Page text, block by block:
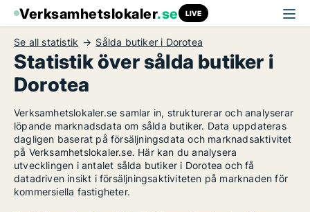
Verksamhetslokaler.se LIVE
Se all statistik Sålda butiker i Dorotea
Statistik över sålda butiker i
Dorotea
Verksamhetslokaler.se samlar in, strukturerar och analyserar
löpande marknadsdata om sålda butiker. Data uppdateras
dagligen baserat på försäljningsdata och marknadsaktivitet
på Verksamhetslokaler.se. Här kan du analysera
utvecklingen i antalet sålda butiker i Dorotea och få
datadriven insikt i försäljningsaktiviteten på marknaden för
kommersiella fastigheter.